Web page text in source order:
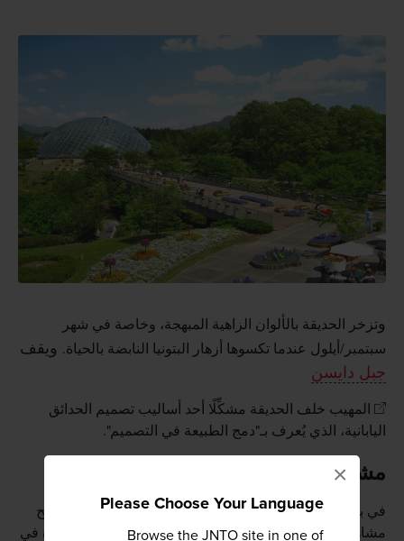
Please Choose Your Language
Browse the JNTO site in one of
×
وتزخر الحديقة بالألوان الزاهية المبهجة، وخاصة في شهر
سبتمبر/أيلول عندما تكسوها أزهار البتونيا النابضة بالحياة. ويقف
جبل دايسن
المهيب خلف الحديقة مشكِّلًا أحد أساليب تصميم الحدائق
اليابانية، الذي يُعرف بـ"دمج الطبيعة في التصميم".
مشهد ليلي جميل
في بعض الليالي خلال العام، تُضاء الحديقة بطريقة جميلة تتيح
مشاهدتها ليلًا. تُقام فعالية "حديقة زهور ضوء القمر" الشهيرة في